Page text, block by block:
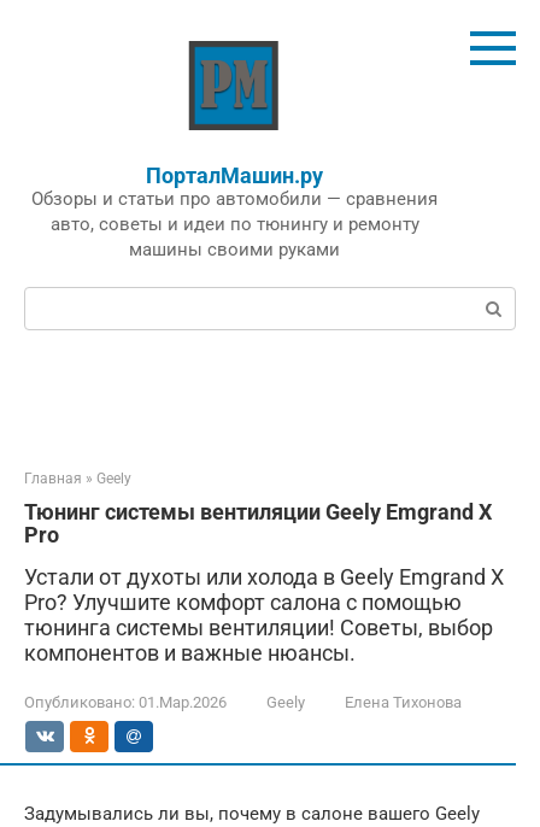
ПорталМашин.ру
Обзоры и статьи про автомобили — сравнения
авто, советы и идеи по тюнингу и ремонту
машины своими руками
Поиск:
Главная » Geely
Тюнинг системы вентиляции Geely Emgrand X
Pro
Устали от духоты или холода в Geely Emgrand X
Pro? Улучшите комфорт салона с помощью
тюнинга системы вентиляции! Советы, выбор
компонентов и важные нюансы.
Опубликовано: 01.Мар.2026 Geely Елена Тихонова
Задумывались ли вы, почему в салоне вашего Geely